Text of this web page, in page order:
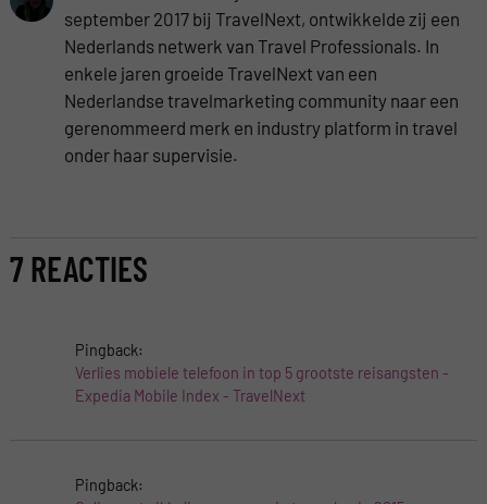
september 2017 bij TravelNext, ontwikkelde zij een
Nederlands netwerk van Travel Professionals. In
enkele jaren groeide TravelNext van een
Nederlandse travelmarketing community naar een
gerenommeerd merk en industry platform in travel
onder haar supervisie.
7 REACTIES
Pingback:
Verlies mobiele telefoon in top 5 grootste reisangsten -
Expedia Mobile Index - TravelNext
Pingback: